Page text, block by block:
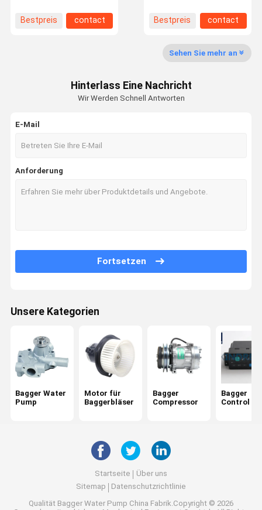
Qualitätskon Kontakt Mit
Motor für Baggerbläser
Bagger Control Panel
Servomotor für Bagger
Bagger ECU
Schlauchkühlerübertragung
Lufttrockner für Bagger
Bestpreis contact
Bestpreis contact
Sehen Sie mehr an
Hinterlass Eine Nachricht
Wir Werden Schnell Antworten
E-Mail
Anforderung
Fortsetzen
Unsere Kategorien
Bagger Water
Pump
Motor für
Baggerbläser
Bagger
Compressor
Bagger
Control
Startseite
Über uns
Sitemap
Datenschutzrichtlinie
Qualität Bagger Water Pump China Fabrik.Copyright © 2026